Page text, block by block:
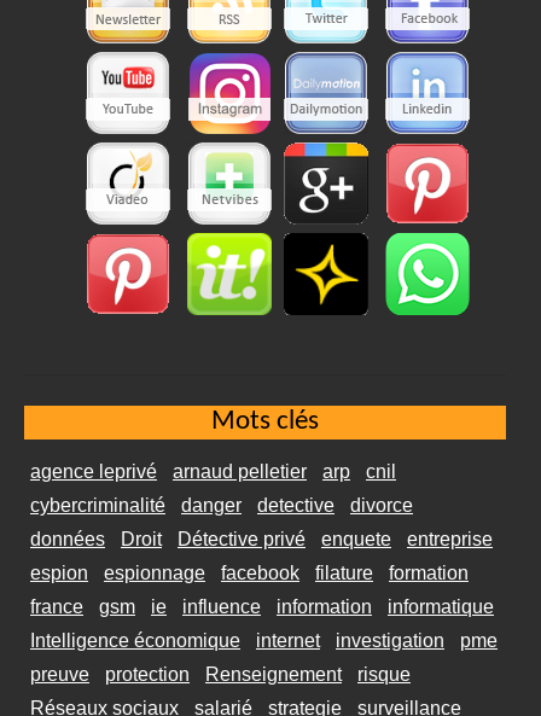
Mots clés
agence leprivé arnaud pelletier arp
cnil
cybercriminalité
danger detective
divorce
données
Droit Détective privé enquete
entreprise
espion
espionnage facebook filature
formation
france
gsm ie influence information
informatique
Intelligence économique
internet investigation
pme
preuve
protection Renseignement
risque
Réseaux sociaux
salarié strategie surveillance